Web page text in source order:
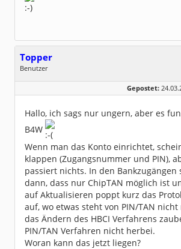
Topper
Benutzer
Geschlecht:
keine Angabe
Dabei seit:
02 / 2014
Gepostet:
Hallo, ich sags nur ungern, aber es
B4W
Wenn man das Konto einrichtet,
klappen (Zugangsnummer und PIN),
passiert nichts. In den Bankzugängen
dann, dass nur ChipTAN möglich ist
auf Aktualisieren poppt kurz das
auf, wo etwas steht von PIN/TAN
das Ändern des HBCI Verfahrens
PIN/TAN Verfahren nicht herbei.
Woran kann das jetzt liegen?